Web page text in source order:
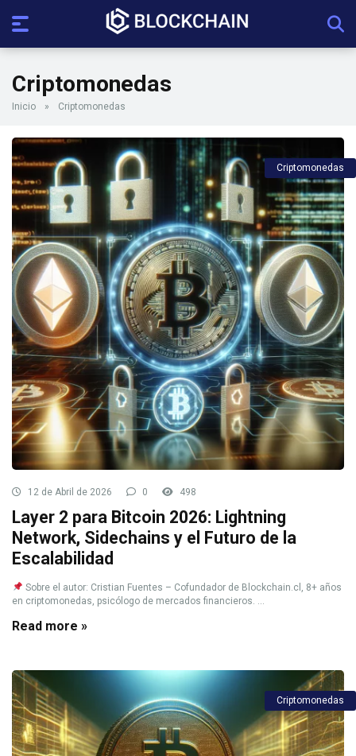
Criptomonedas
Inicio » Criptomonedas
Criptomonedas
12 de Abril de 2026 0 498
Layer 2 para Bitcoin 2026: Lightning
Network, Sidechains y el Futuro de la
Escalabilidad
Sobre el autor: Cristian Fuentes – Cofundador de Blockchain.cl, 8+ años
en criptomonedas, psicólogo de mercados financieros. ...
Read more »
Criptomonedas